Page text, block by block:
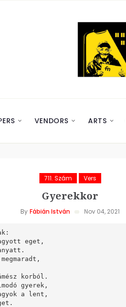
VENDORS ARTS
711. Szám Vers
Gyerekkor
By Fábián István Nov 04, 2021
eget,
korból.
gyerek,
a lent,